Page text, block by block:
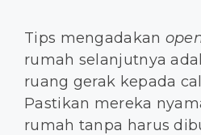
Tips mengadakan
rumah selanjutnya
ruang gerak kepada
Pastikan mereka
rumah tanpa harus